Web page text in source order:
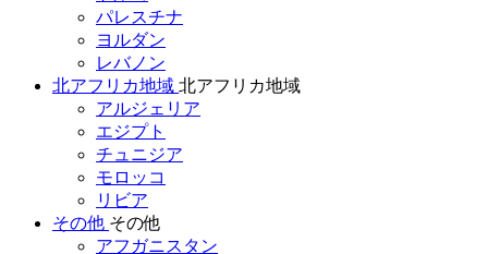
パレスチナ
ヨルダン
レバノン
北アフリカ地域 北アフリカ地域
アルジェリア
エジプト
チュニジア
モロッコ
リビア
その他 その他
アフガニスタン